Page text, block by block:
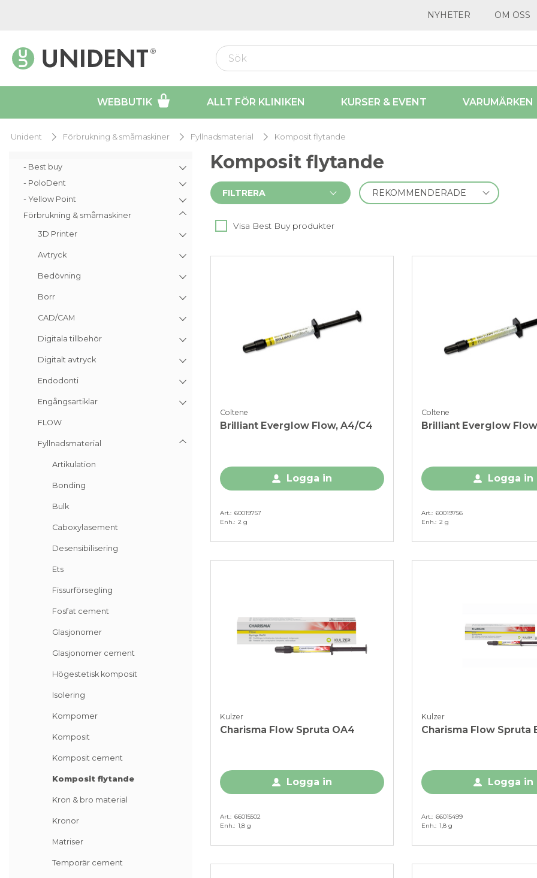
NYHETER OM OSS
WEBBUTIK ALLT FÖR KLINIKEN KURSER & EVENT VARUMÄRKEN
Unident Förbrukning & småmaskiner Fyllnadsmaterial Komposit flytande
- Best buy
- PoloDent
- Yellow Point
Förbrukning & småmaskiner
3D Printer
Avtryck
Bedövning
Borr
CAD/CAM
Digitala tillbehör
Digitalt avtryck
Endodonti
Engångsartiklar
FLOW
Fyllnadsmaterial
Artikulation
Bonding
Bulk
Caboxylasement
Desensibilisering
Ets
Fissurförsegling
Fosfat cement
Glasjonomer
Glasjonomer cement
Högestetisk komposit
Isolering
Kompomer
Komposit
Komposit cement
Komposit flytande
Kron & bro material
Kronor
Matriser
Temporär cement
Komposit flytande
FILTRERA
Visa Best Buy produkter
Coltene
Brilliant Everglow Flow, A4/C4
Logga in
Art. 60019757
Enh. 2 g
Coltene
Brilliant Everglow
Logga in
Art. 60019756
Enh. 2 g
Kulzer
Charisma Flow Spruta OA4
Logga in
Art. 66015502
Enh. 1,8 g
Kulzer
Charisma Flow Spruta
Logga in
Art. 66015499
Enh. 1,8 g